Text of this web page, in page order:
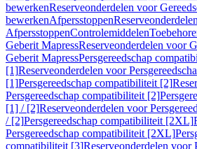
bewerkenReserveonderdelen voor
bewerkenAfpersstoppen
AfpersstoppenControlemiddelen
Geberit MapressReserveonderdelen voor
Geberit MapressPersgereedschap
[1]Reserveonderdelen voor
[1]Persgereedschap compatibiliteit [2]
Persgereedschap compatibiliteit [2]
[1] / [2]Reserveonderdelen voor
/ [2]Persgereedschap compatibiliteit [2XL]
Persgereedschap compatibiliteit [2XL]
compatibiliteit [3]Reserveonderdelen voor